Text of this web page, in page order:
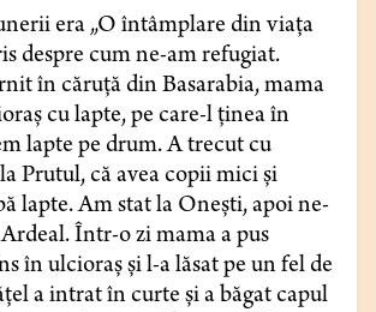
era „O întâmplare din viaţa
despre cum ne-am refugiat.
în căruţă din Basarabia, mama
cu lapte, pe care-l ţinea în
lapte pe drum. A trecut cu
Prutul, că avea copii mici şi
lapte. Am stat la Oneşti, apoi ne-
Într-o zi mama a pus
în ulcioraş şi l-a lăsat pe un fel de
a intrat în curte şi a băgat capul